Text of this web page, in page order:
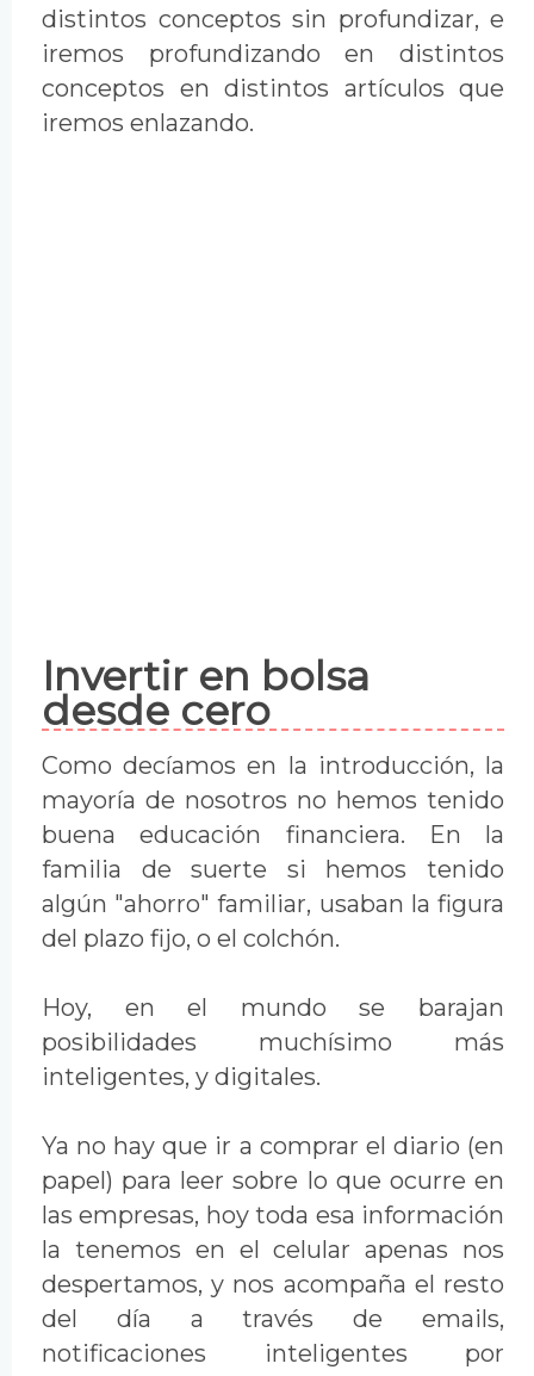
distintos conceptos sin profundizar, e
iremos profundizando en distintos
conceptos en distintos artículos que
iremos enlazando.
Invertir en bolsa
desde cero
Como decíamos en la introducción, la
mayoría de nosotros no hemos tenido
buena educación financiera. En la
familia de suerte si hemos tenido
algún "ahorro" familiar, usaban la figura
del plazo fijo, o el colchón.
Hoy, en el mundo se barajan
posibilidades muchísimo más
inteligentes, y digitales.
Ya no hay que ir a comprar el diario (en
papel) para leer sobre lo que ocurre en
las empresas, hoy toda esa información
la tenemos en el celular apenas nos
despertamos, y nos acompaña el resto
del día a través de emails,
notificaciones inteligentes por